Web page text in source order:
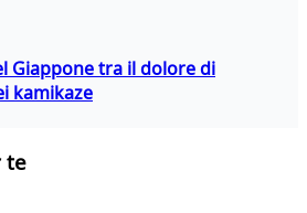
Giappone tra il dolore di
kamikaze
te